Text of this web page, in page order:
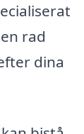
rad
dina